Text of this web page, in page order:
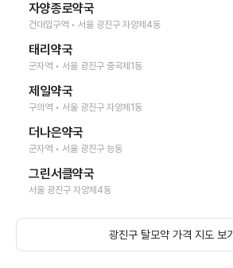
자양종로약국
건대입구역 • 서울 광진구 자양제4동
태리약국
군자역 • 서울 광진구 중곡제1동
제일약국
구의역 • 서울 광진구 자양제1동
더나은약국
군자역 • 서울 광진구 능동
그린서클약국
서울 광진구 자양제4동
광진구 탈모약 가격 지도 보기